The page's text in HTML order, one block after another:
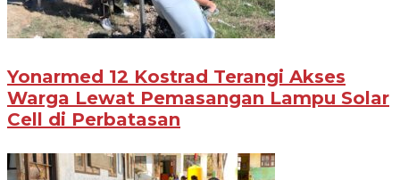
Yonarmed 12 Kostrad Terangi Akses
Warga Lewat Pemasangan Lampu Solar
Cell di Perbatasan